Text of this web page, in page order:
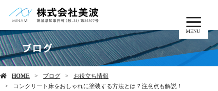
MENU
ブログ
HOME ブログ
お役立ち情報
コンクリート床をおしゃれに塗装する方法とは？注意点も解説！